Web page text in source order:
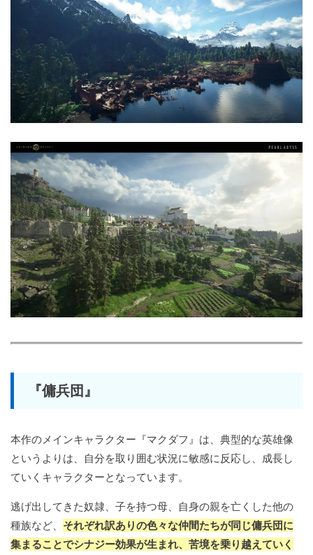
『傭兵団』
本作のメインキャラクター『マクダフ』は、典型的な英雄像
というよりは、自分を取り囲む状況に敏感に反応し、成長し
ていくキャラクターとなっています。
逃げ出してきた奴隷、子を持つ母、自身の親を亡くした他の
種族など、 それぞれ訳ありの色々な仲間たちが同じ傭兵団に
集まることでシナジー効果が生まれ、苦境を乗り越えていく